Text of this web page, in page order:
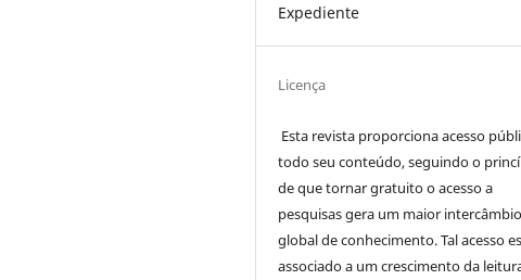
Expediente
Licença
Esta revista proporciona acesso
todo seu conteúdo, seguindo o
de que tornar gratuito o acesso a
pesquisas gera um maior intercâmbio
global de conhecimento. Tal acesso
associado a um crescimento da